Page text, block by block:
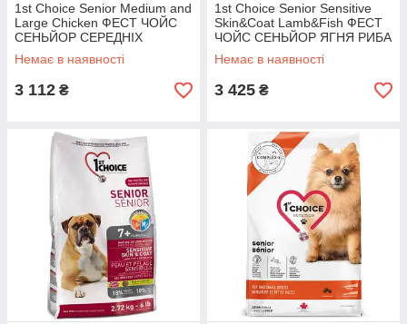
1st Choice Senior Medium and
Large Сhicken ФЕСТ ЧОЙС
СЕНЬЙОР СЕРЕДНІХ
ВЕЛИКИХ КУРКА сухий
суперпреміум корм для літніх
Немає в наявності
3 112 ₴
1st Choice Senior Sensitive
Skin&Coat Lamb&Fish ФЕСТ
ЧОЙС СЕНЬЙОР ЯГНЯ РИБА
сухий суперпреміум корм
для літніх або малоактивних
Немає в наявності
3 425 ₴